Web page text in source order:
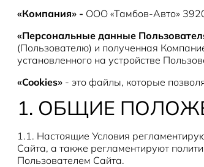
«Компания» - ООО «Тамбов-Авто»
«Персональные данные
(Пользователю) и полученная
установленного на устройстве
«Cookies» - это файлы, которые
1. ОБЩИЕ
1.1. Настоящие Условия
Сайта, а также регламентируют
Пользователем Сайта.